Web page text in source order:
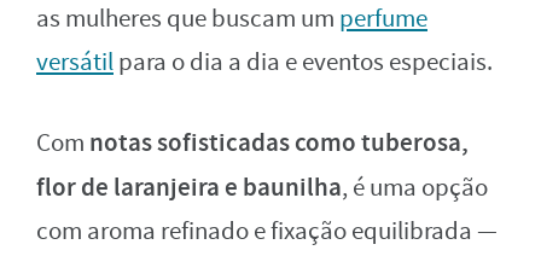
as mulheres que buscam um perfume
versátilpara o dia a dia e eventos especiais.
Com notas sofisticadas como tuberosa,
flor de laranjeira e baunilha, é uma opção
com aroma refinado e fixação equilibrada —